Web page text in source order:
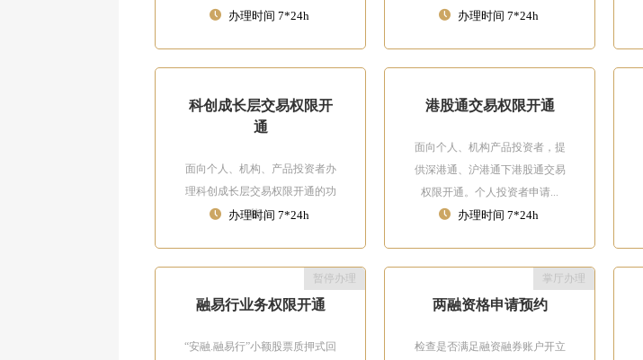
办理时间 7*24h 办理时间 7*24h
科创成长层交易权限开
通
面向个人、机构、产品投资者办
理科创成长层交易权限开通的功
能。
办理时间 7*24h
港股通交易权限开通
面向个人、机构产品投资者，提
供深港通、沪港通下港股通交易
权限开通。个人投资者申请...
办理时间 7*24h
融易行业务权限开通
暂停办理
“安融.融易行”小额股票质押式回
两融资格申请预约
掌厅办理
检查是否满足融资融券账户开立